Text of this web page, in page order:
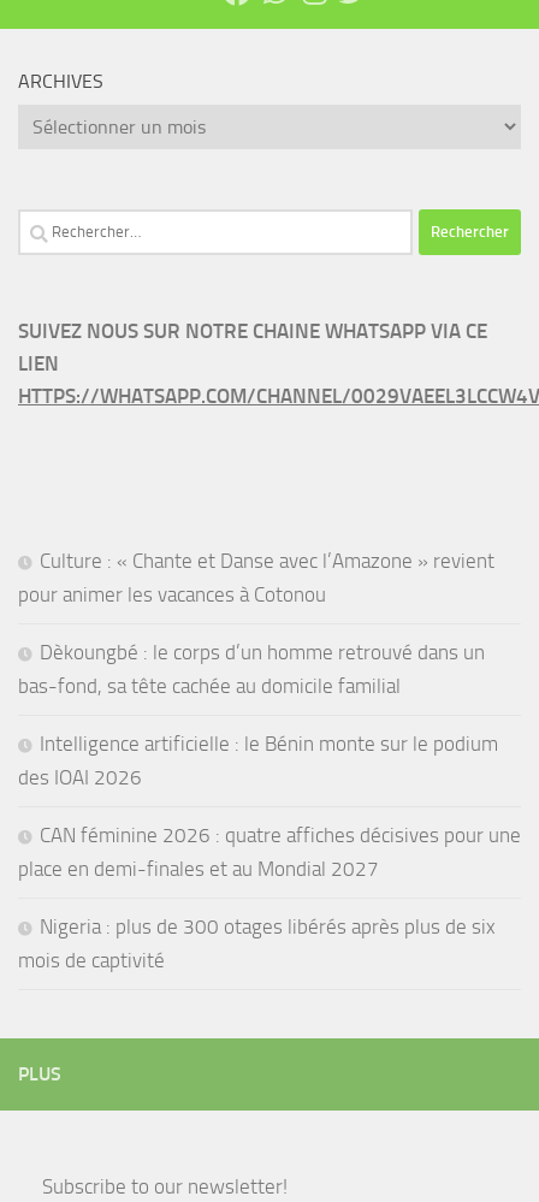
ARCHIVES
Archives
Rechercher :
SUIVEZ NOUS SUR NOTRE CHAINE WHATSAPP VIA CE
LIEN
HTTPS://WHATSAPP.COM/CHANNEL/
Culture : « Chante et Danse avec l’Amazone » revient
pour animer les vacances à Cotonou
Dèkoungbé : le corps d’un homme retrouvé dans un
bas-fond, sa tête cachée au domicile familial
Intelligence artificielle : le Bénin monte sur le podium
des IOAI 2026
CAN féminine 2026 : quatre affiches décisives pour une
place en demi-finales et au Mondial 2027
Nigeria : plus de 300 otages libérés après plus de six
mois de captivité
PLUS
Subscribe to our newsletter!